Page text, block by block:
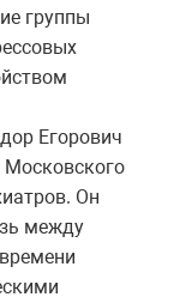
группы
Егорович
Он
между